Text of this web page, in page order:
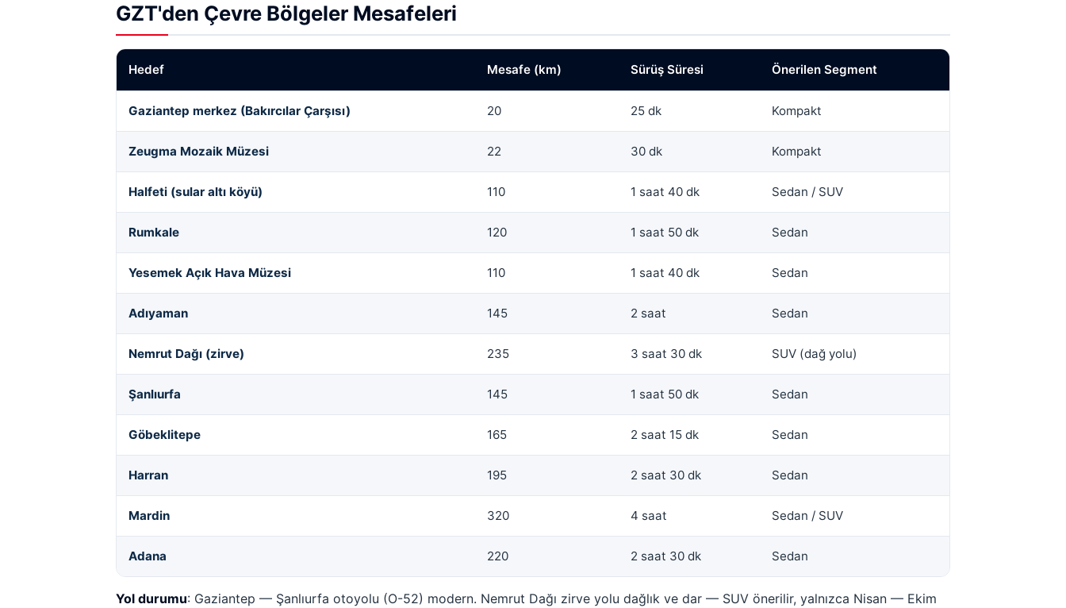
GZT'den Çevre Bölgeler Mesafeleri
Hedef Mesafe (km) Sürüş Süresi Önerilen Segment
Gaziantep merkez (Bakırcılar Çarşısı) 20 25 dk Kompakt
Zeugma Mozaik Müzesi 22 30 dk Kompakt
Halfeti (sular altı köyü) 110 1 saat 40 dk Sedan / SUV
Rumkale 120 1 saat 50 dk Sedan
Yesemek Açık Hava Müzesi 110 1 saat 40 dk Sedan
Adıyaman 145 2 saat Sedan
Nemrut Dağı (zirve) 235 3 saat 30 dk SUV (dağ yolu)
Şanlıurfa 145 1 saat 50 dk Sedan
Göbeklitepe 165 2 saat 15 dk Sedan
Harran 195 2 saat 30 dk Sedan
Mardin 320 4 saat Sedan / SUV
Adana 220 2 saat 30 dk Sedan
Yol durumu: Gaziantep — Şanlıurfa otoyolu (O-52) modern. Nemrut Dağı zirve yolu dağlık ve dar — SUV önerilir, yalnızca Nisan — Ekim